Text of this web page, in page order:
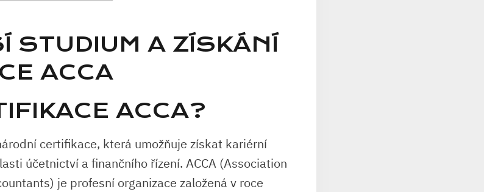
STUDIUM A ZÍSKÁNÍ
ACCA
ACCA?
certifikace, která umožňuje získat kariérní
účetnictví a finančního řízení. ACCA (Association
je profesní organizace založená v roce